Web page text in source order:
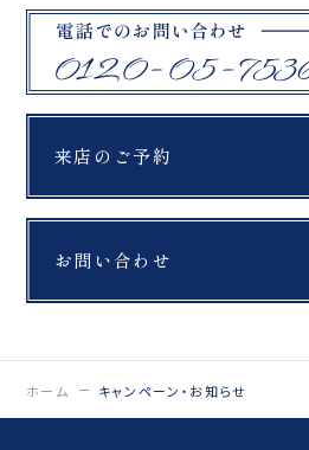
来店のご予約
お問い合わせ
ホーム キャンペーン・お知らせ